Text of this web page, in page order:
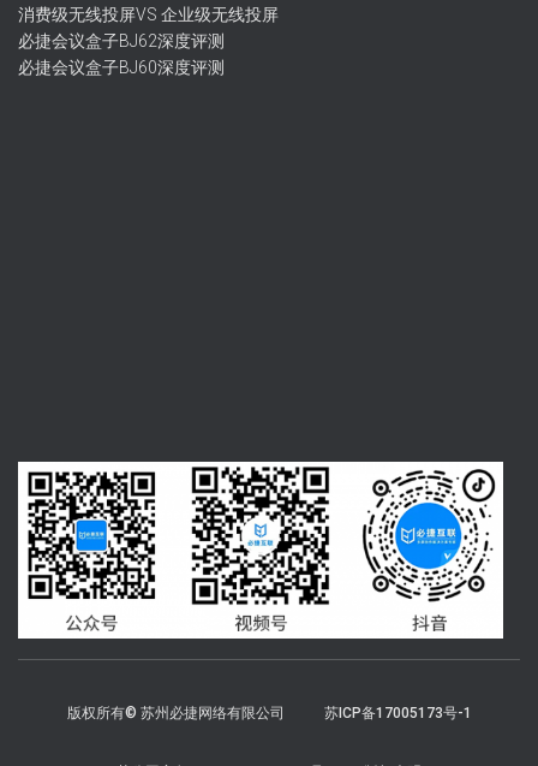
消费级无线投屏VS 企业级无线投屏
必捷会议盒子BJ62深度评测
必捷会议盒子BJ60深度评测
版权所有© 苏州必捷网络有限公司 苏ICP备17005173号-1